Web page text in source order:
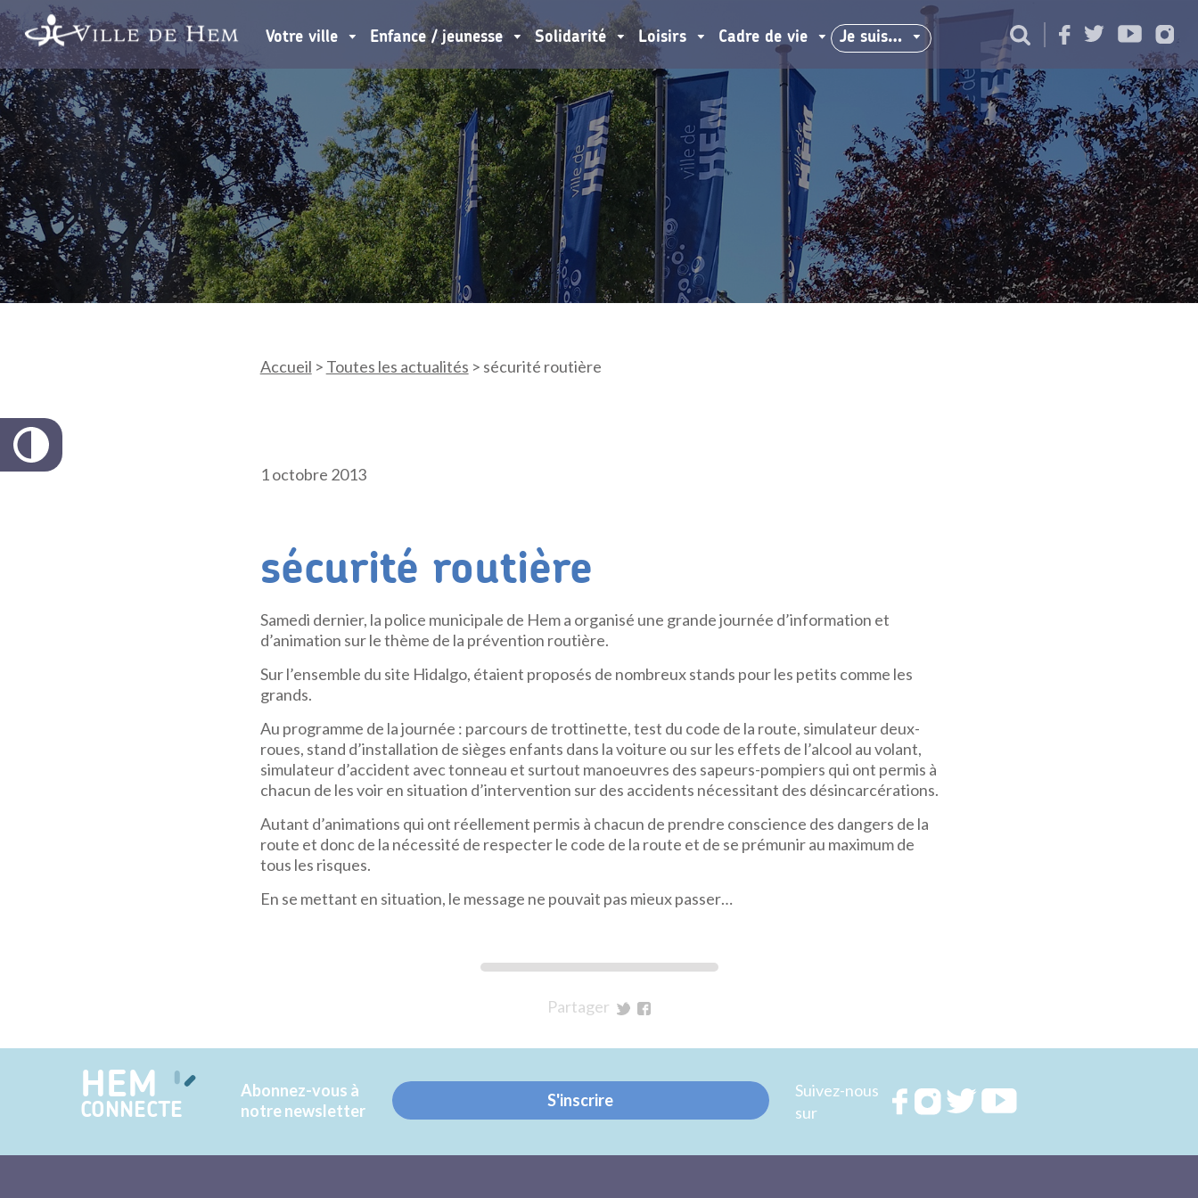
Votre ville Enfance / jeunesse Solidarité Loisirs Cadre de vie Je suis…
Accueil > Toutes les actualités > sécurité routière
1 octobre 2013
sécurité routière
Samedi dernier, la police municipale de Hem a organisé une grande journée d’information et
d’animation sur le thème de la prévention routière.
Sur l’ensemble du site Hidalgo, étaient proposés de nombreux stands pour les petits comme les
grands.
Au programme de la journée : parcours de trottinette, test du code de la route, simulateur deux-
roues, stand d’installation de sièges enfants dans la voiture ou sur les effets de l’alcool au volant,
simulateur d’accident avec tonneau et surtout manoeuvres des sapeurs-pompiers qui ont permis à
chacun de les voir en situation d’intervention sur des accidents nécessitant des désincarcérations.
Autant d’animations qui ont réellement permis à chacun de prendre conscience des dangers de la
route et donc de la nécessité de respecter le code de la route et de se prémunir au maximum de
tous les risques.
En se mettant en situation, le message ne pouvait pas mieux passer…
Partager
Twitter
Facebook
HEM
CONNECTE
Abonnez-vous à
notre newsletter
S'inscrire
Suivez-nous
sur
RejoignezRejoignezRejoignez